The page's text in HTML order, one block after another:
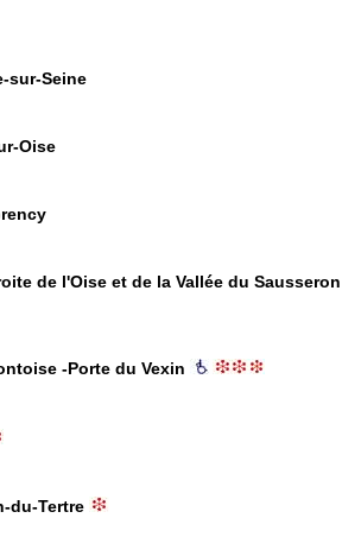
sur-Seine
Oise
de l'Oise et de la Vallée du Sausseron
-Porte du Vexin
du-Tertre